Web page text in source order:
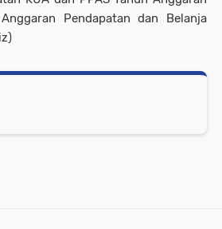
Pendapatan dan Belanja